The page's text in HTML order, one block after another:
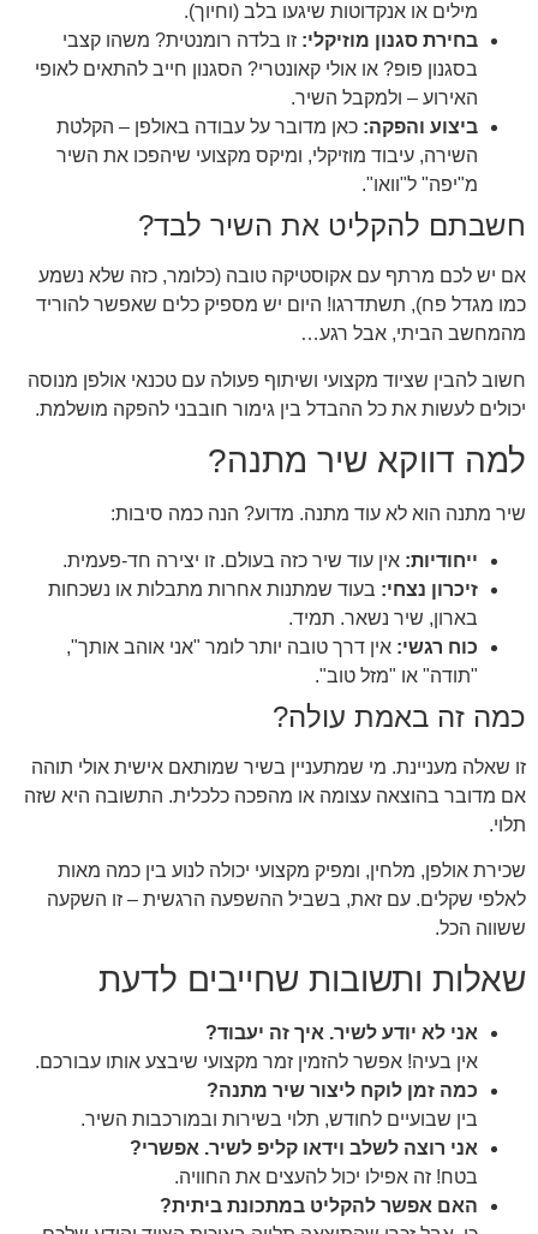
מילים או אנקדוטות שיגעו בלב (וחיוך).
בחירת סגנון מוזיקלי: זו בלדה רומנטית? משהו קצבי
בסגנון פופ? או אולי קאונטרי? הסגנון חייב להתאים לאופי
האירוע – ולמקבל השיר.
ביצוע והפקה: כאן מדובר על עבודה באולפן – הקלטת
השירה, עיבוד מוזיקלי, ומיקס מקצועי שיהפכו את השיר
מ"יפה" ל"וואו".
חשבתם להקליט את השיר לבד?
אם יש לכם מרתף עם אקוסטיקה טובה (כלומר, כזה שלא נשמע
כמו מגדל פח), תשתדרגו! היום יש מספיק כלים שאפשר להוריד
מהמחשב הביתי, אבל רגע…
חשוב להבין שציוד מקצועי ושיתוף פעולה עם טכנאי אולפן מנוסה
יכולים לעשות את כל ההבדל בין גימור חובבני להפקה מושלמת.
למה דווקא שיר מתנה?
שיר מתנה הוא לא עוד מתנה. מדוע? הנה כמה סיבות:
ייחודיות: אין עוד שיר כזה בעולם. זו יצירה חד-פעמית.
זיכרון נצחי: בעוד שמתנות אחרות מתבלות או נשכחות
בארון, שיר נשאר. תמיד.
כוח רגשי: אין דרך טובה יותר לומר "אני אוהב אותך",
"תודה" או "מזל טוב".
כמה זה באמת עולה?
זו שאלה מעניינת. מי שמתעניין בשיר שמותאם אישית אולי תוהה
אם מדובר בהוצאה עצומה או מהפכה כלכלית. התשובה היא שזה
תלוי.
שכירת אולפן, מלחין, ומפיק מקצועי יכולה לנוע בין כמה מאות
לאלפי שקלים. עם זאת, בשביל ההשפעה הרגשית – זו השקעה
ששווה הכל.
שאלות ותשובות שחייבים לדעת
אני לא יודע לשיר. איך זה יעבוד?
אין בעיה! אפשר להזמין זמר מקצועי שיבצע אותו עבורכם.
כמה זמן לוקח ליצור שיר מתנה?
בין שבועיים לחודש, תלוי בשירות ובמורכבות השיר.
אני רוצה לשלב וידאו קליפ לשיר. אפשרי?
בטח! זה אפילו יכול להעצים את החוויה.
האם אפשר להקליט במתכונת ביתית?